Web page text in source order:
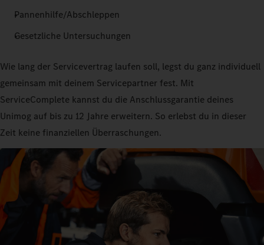
Pannenhilfe/Abschleppen
Gesetzliche Untersuchungen
Wie lang der Servicevertrag laufen soll, legst du ganz individuell
gemeinsam mit deinem Servicepartner fest. Mit
ServiceComplete kannst du die Anschlussgarantie deines
Unimog auf bis zu 12 Jahre erweitern. So erlebst du in dieser
Zeit keine finanziellen Überraschungen.